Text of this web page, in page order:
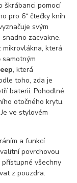
škrábanci pomocí
pro 6“ čtečky knih
svým
zacvakne.
která
samotným
, která
toho, zda je
baterii. Pohodlné
otočného krytu.
ve stylovém
a funkcí
povrchovou
všechny
z pouzdra.